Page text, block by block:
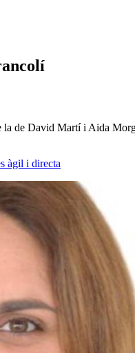
la de David Martí i Aida
àgil i directa